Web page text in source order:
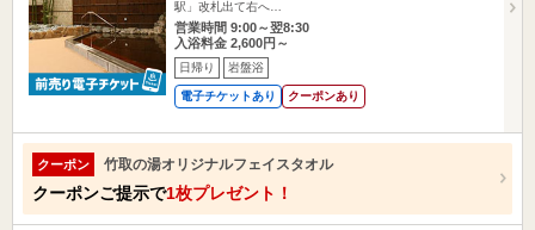
駅」改札出て右へ…
営業時間 9:00～翌8:30
入浴料金 2,600円～
日帰り 岩盤浴
電子チケットあり クーポンあり
クーポン 竹取の湯オリジナルフェイスタオル
クーポンご提示で1枚プレゼント！